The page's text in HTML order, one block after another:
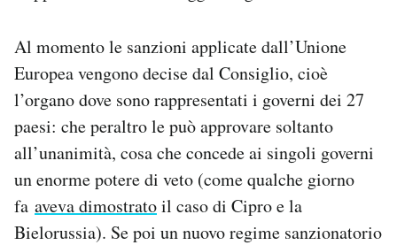
Al momento le sanzioni applicate dall’Unione
Europea vengono decise dal Consiglio, cioè
l’organo dove sono rappresentati i governi dei 27
paesi: che peraltro le può approvare soltanto
all’unanimità, cosa che concede ai singoli governi
un enorme potere di veto (come qualche giorno
fa aveva dimostratoil caso di Cipro e la
Bielorussia). Se poi un nuovo regime sanzionatorio